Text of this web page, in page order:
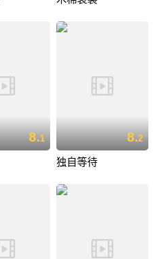
8.1 8.2
独自等待